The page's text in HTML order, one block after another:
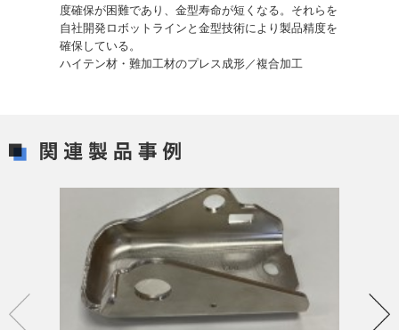
度確保が困難であり、金型寿命が短くなる。それらを
自社開発ロボットラインと金型技術により製品精度を
確保している。
ハイテン材・難加工材のプレス成形／複合加工